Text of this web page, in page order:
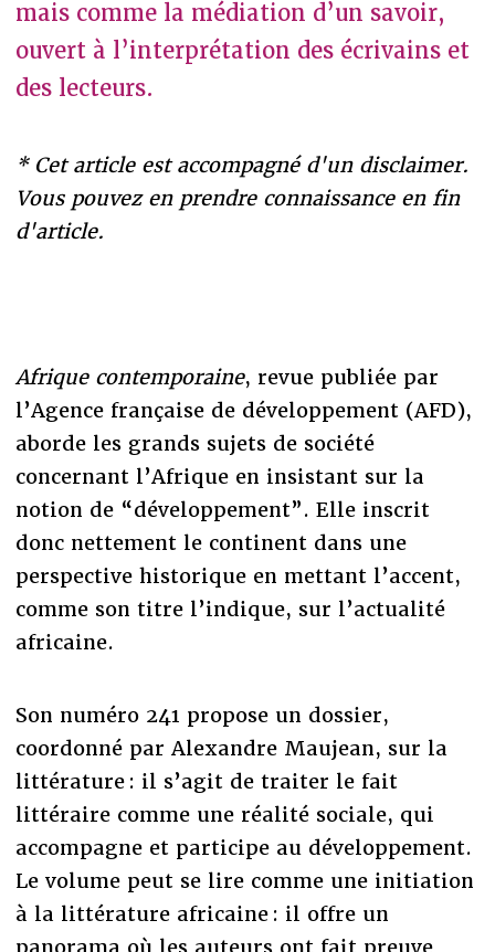
mais comme la médiation d’un savoir,
ouvert à l’interprétation des écrivains et
des lecteurs.
* Cet article est accompagné d'un disclaimer.
Vous pouvez en prendre connaissance en fin
d'article.
Afrique contemporaine, revue publiée par
l’Agence française de développement (AFD),
aborde les grands sujets de société
concernant l’Afrique en insistant sur la
notion de “développement”. Elle inscrit
donc nettement le continent dans une
perspective historique en mettant l’accent,
comme son titre l’indique, sur l’actualité
africaine.
Son numéro 241 propose un dossier,
coordonné par Alexandre Maujean, sur la
littérature : il s’agit de traiter le fait
littéraire comme une réalité sociale, qui
accompagne et participe au développement.
Le volume peut se lire comme une initiation
à la littérature africaine : il offre un
panorama où les auteurs ont fait preuve